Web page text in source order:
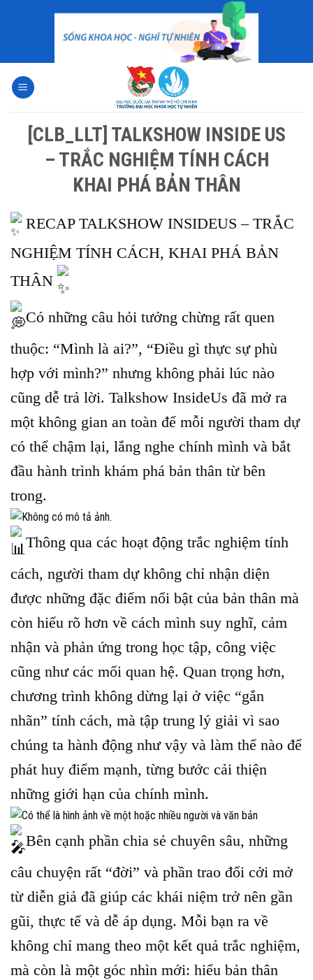
[CLB_LLT] TALKSHOW INSIDE US
– TRẮC NGHIỆM TÍNH CÁCH
KHAI PHÁ BẢN THÂN
RECAP TALKSHOW INSIDEUS – TRẮC
NGHIỆM TÍNH CÁCH, KHAI PHÁ BẢN
THÂN
Có những câu hỏi tưởng chừng rất quen
thuộc: “Mình là ai?”, “Điều gì thực sự phù
hợp với mình?” nhưng không phải lúc nào
cũng dễ trả lời. Talkshow InsideUs đã mở ra
một không gian an toàn để mỗi người tham dự
có thể chậm lại, lắng nghe chính mình và bắt
đầu hành trình khám phá bản thân từ bên
trong.
Thông qua các hoạt động trắc nghiệm tính
cách, người tham dự không chỉ nhận diện
được những đặc điểm nổi bật của bản thân mà
còn hiểu rõ hơn về cách mình suy nghĩ, cảm
nhận và phản ứng trong học tập, công việc
cũng như các mối quan hệ. Quan trọng hơn,
chương trình không dừng lại ở việc “gắn
nhãn” tính cách, mà tập trung lý giải vì sao
chúng ta hành động như vậy và làm thế nào để
phát huy điểm mạnh, từng bước cải thiện
những giới hạn của chính mình.
Bên cạnh phần chia sẻ chuyên sâu, những
câu chuyện rất “đời” và phần trao đổi cởi mở
từ diễn giả đã giúp các khái niệm trở nên gần
gũi, thực tế và dễ áp dụng. Mỗi bạn ra về
không chỉ mang theo một kết quả trắc nghiệm,
mà còn là một góc nhìn mới: hiểu bản thân